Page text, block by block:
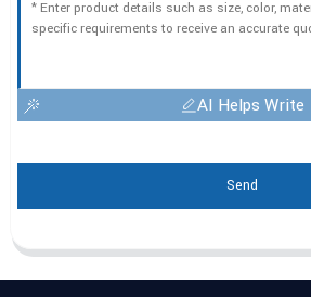
AI Helps Write
Send